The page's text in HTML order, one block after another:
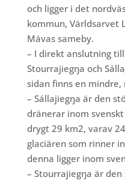
och ligger i det
kommun, Världsarvet
Mávas sameby.
– I direkt anslutning
Stourrajiegŋa och
sidan finns en mindre,
– Sállajiegŋa är den
dränerar inom
drygt 29 km2, varav
glaciären som rinner
denna ligger inom
– Stourrajiegŋa är